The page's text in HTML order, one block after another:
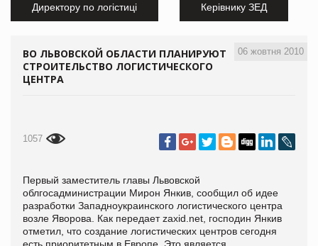
Директору по логістиці Керівнику ЗЕД
06 жовтня 2010
ВО ЛЬВОВСКОЙ ОБЛАСТИ ПЛАНИРУЮТ
СТРОИТЕЛЬСТВО ЛОГИСТИЧЕСКОГО
ЦЕНТРА
1057
Первый заместитель главы Львовской
облгосадминистрации Мирон Янкив, сообщил об идее
разработки Западноукраинского логистического центра
возле Яворова. Как передаетzaxid.net, господин Янкив
отметил, что создание логистических центров сегодня
есть приоритетным в Европе. Это является